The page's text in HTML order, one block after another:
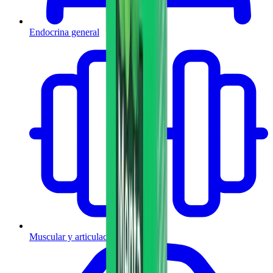
Endocrina general
Muscular y articulaciones